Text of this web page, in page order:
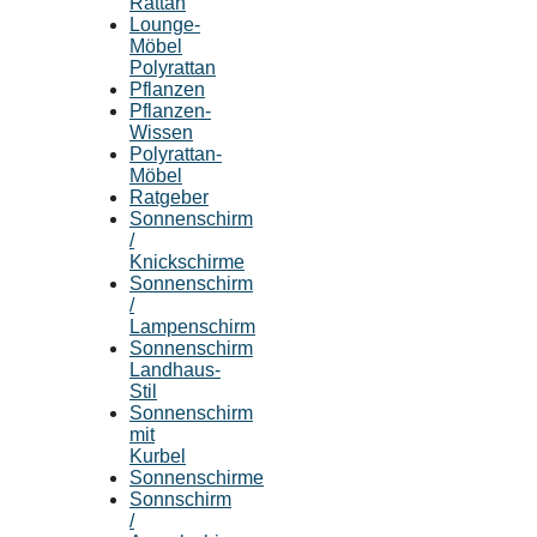
Lounge-
Möbel
Polyrattan
Pflanzen
Pflanzen-
Wissen
Polyrattan-
Möbel
Ratgeber
Sonnenschirm
/
Knickschirme
Sonnenschirm
/
Lampenschirm
Sonnenschirm
Landhaus-
Stil
Sonnenschirm
mit
Kurbel
Sonnenschirme
Sonnschirm
/